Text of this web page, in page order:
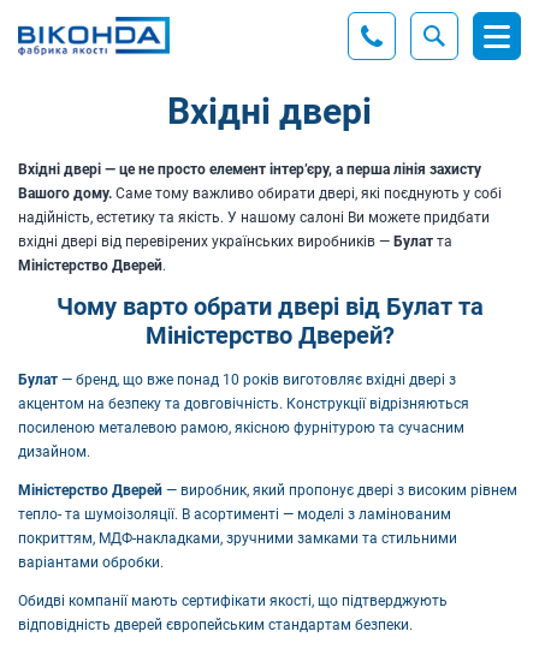
Вхідні двері
Вхідні двері — це не просто елемент інтер’єру, а перша лінія захисту
Вашого дому. Саме тому важливо обирати двері, які поєднують у собі
надійність, естетику та якість. У нашому салоні Ви можете придбати
вхідні двері від перевірених українських виробників — Булат та
Міністерство Дверей.
Чому варто обрати двері від Булат та
Міністерство Дверей?
Булат — бренд, що вже понад 10 років виготовляє вхідні двері з
акцентом на безпеку та довговічність. Конструкції відрізняються
посиленою металевою рамою, якісною фурнітурою та сучасним
дизайном.
Міністерство Дверей — виробник, який пропонує двері з високим рівнем
тепло- та шумоізоляції. В асортименті — моделі з ламінованим
покриттям, МДФ-накладками, зручними замками та стильними
варіантами обробки.
Обидві компанії мають сертифікати якості, що підтверджують
відповідність дверей європейським стандартам безпеки.